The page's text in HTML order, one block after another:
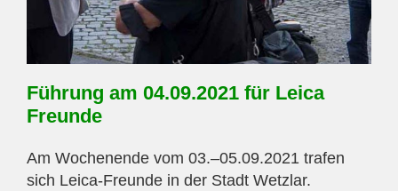
Führung am 04.09.2021 für Leica
Freunde
Am Wochenende vom 03.–05.09.2021 trafen
sich Leica-Freunde in der Stadt Wetzlar.